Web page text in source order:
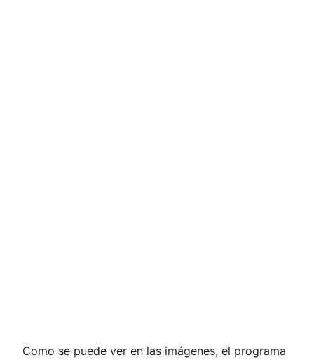
Como se puede ver en las imágenes, el programa